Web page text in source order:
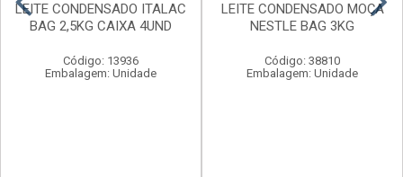
LEITE CONDENSADO ITALAC
BAG 2,5KG CAIXA 4UND
Código: 13936
Embalagem: Unidade
LEITE CONDENSADO MOÇA
NESTLE BAG 3KG
Código: 38810
Embalagem: Unidade